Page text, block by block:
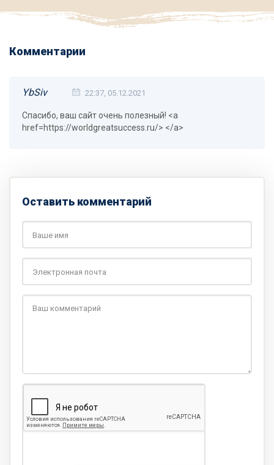
Комментарии
YbSiv 22:37, 05.12.2021
Спасибо, ваш сайт очень полезный! <a
href=https://worldgreatsuccess.ru/> </a>
Оставить комментарий